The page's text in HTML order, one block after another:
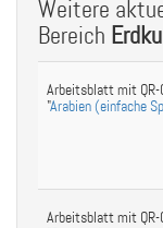
Weitere
Bereich
Arbeitsblatt mit QR-
"Arabien (einfache
Arbeitsblatt mit QR-